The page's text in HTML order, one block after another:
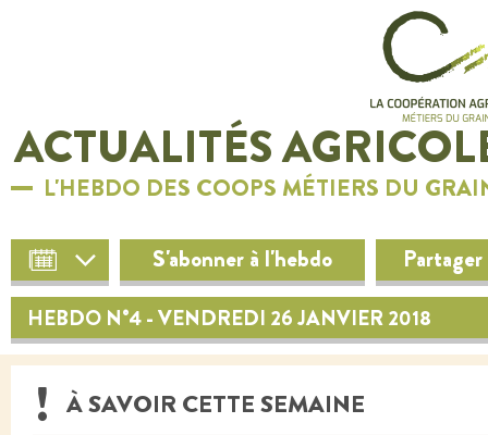
ACTUALITÉS
L'HEBDO DES COOPS MÉTIERS DU
S'abonner à l'hebdo Partager
HEBDO N°4 - VENDREDI 26 JANVIER 2018
À SAVOIR CETTE SEMAINE